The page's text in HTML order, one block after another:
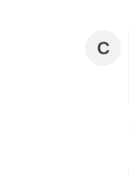
C